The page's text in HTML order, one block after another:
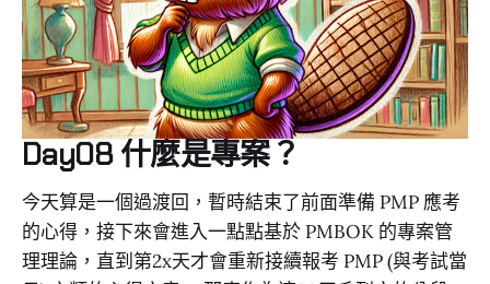
Day08 什麼是專案？
今天算是一個過渡回，暫時結束了前面準備 PMP 應考
的心得，接下來會進入一點點基於 PMBOK 的專案管
理理論，直到第2x天才會重新接續報考 PMP (與考試當